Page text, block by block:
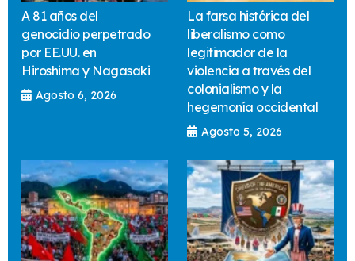
A 81 años del
genocidio perpetrado
por EE.UU. en
Hiroshima y Nagasaki
Agosto 6, 2026
La farsa histórica del
liberalismo como
legitimador de la
violencia a través del
colonialismo y la
hegemonía occidental
Agosto 5, 2026